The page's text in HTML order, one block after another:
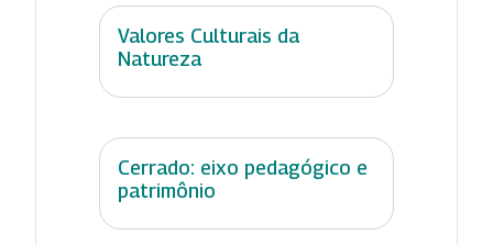
Valores Culturais da
Natureza
Cerrado: eixo pedagógico e
patrimônio